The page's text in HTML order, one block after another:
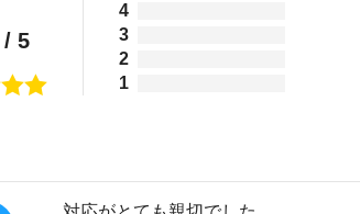
/ 5
4
3
2
1